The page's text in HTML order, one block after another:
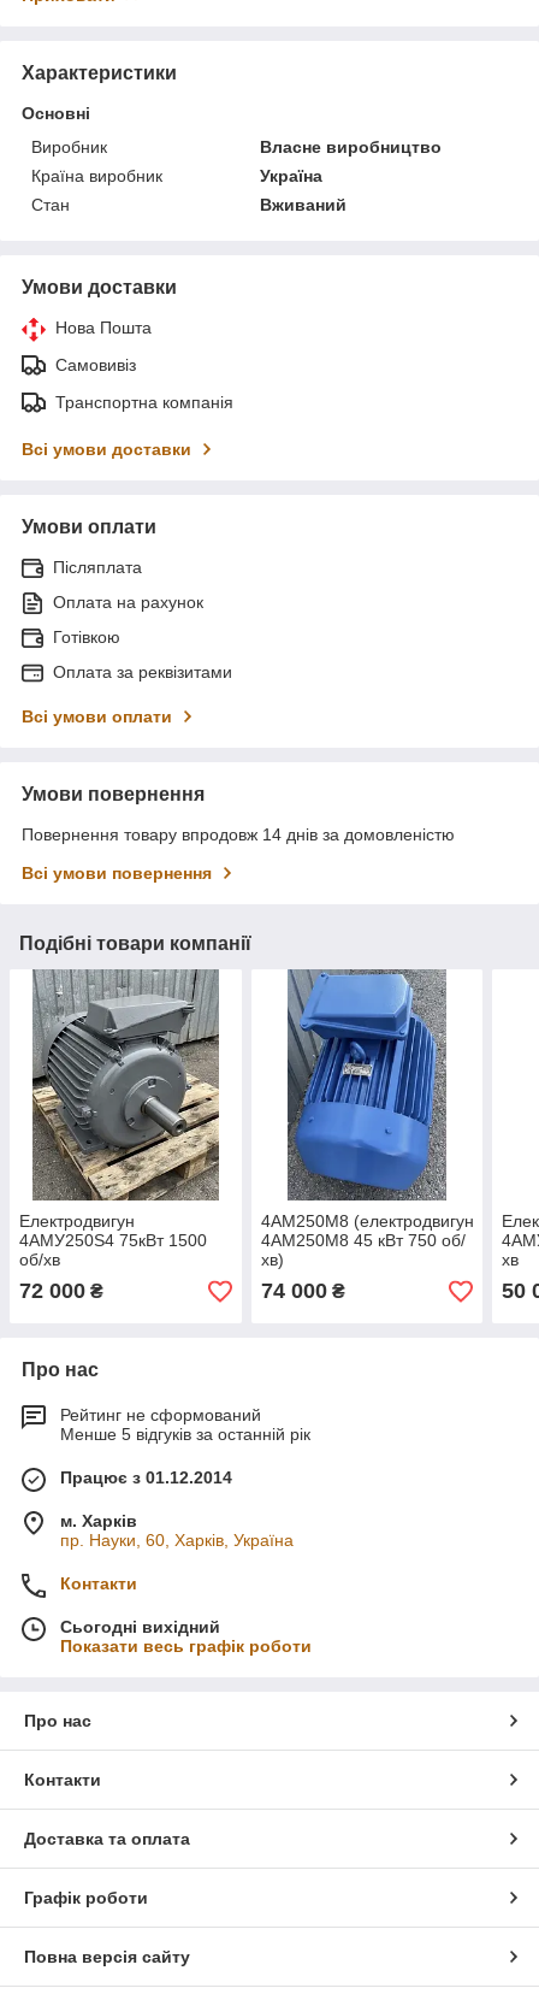
Характеристики
Основні
Виробник
Власне виробництво
Країна виробник
Україна
Стан
Вживаний
Умови доставки
Нова Пошта
Самовивіз
Транспортна компанія
Всі умови доставки
Умови оплати
Післяплата
Оплата на рахунок
Готівкою
Оплата за реквізитами
Всі умови оплати
Умови повернення
Повернення товару впродовж 14 днів за домовленістю
Всі умови повернення
Подібні товари компанії
Електродвигун
4АМУ250Ѕ4 75кВт 1500
об/хв
72 000 ₴
4АМ250М8 (електродвигун
4АМ250М8 45 кВт 750 об/
хв)
74 000₴
хв
50
Про нас
Рейтинг не сформований
Менше 5 відгуків за останній рік
Працює з 01.12.2014
м. Харків
пр. Науки, 60, Харків, Україна
Контакти
Сьогодні вихідний
Показати весь графік роботи
Про нас
Контакти
Доставка та оплата
Графік роботи
Повна версія сайту